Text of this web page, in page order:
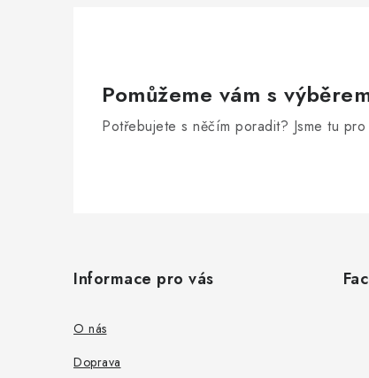
Pomůžeme vám s
Potřebujete s něčím poradit? Jsme tu pro
Informace pro vás
O nás
Doprava